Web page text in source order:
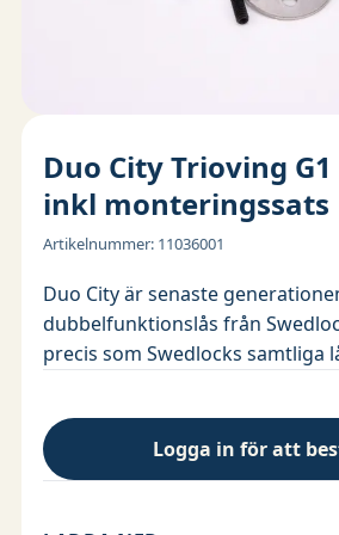
Duo City Trioving
inkl monteringssats
Artikelnummer: 11036001
Duo City är senaste
dubbelfunktionslås från
precis som Swedlocks samtliga
Dörrens befintliga låscylinder
Duo-låset som därefter utan
Logga in för att